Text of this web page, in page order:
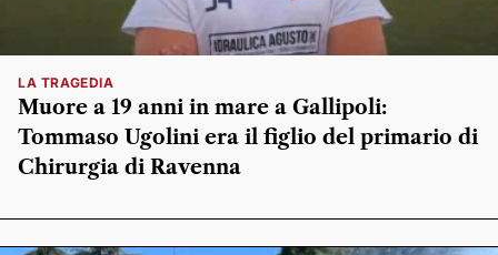
LA TRAGEDIA
Muore a 19 anni in mare a Gallipoli:
Tommaso Ugolini era il figlio del primario di
Chirurgia di Ravenna